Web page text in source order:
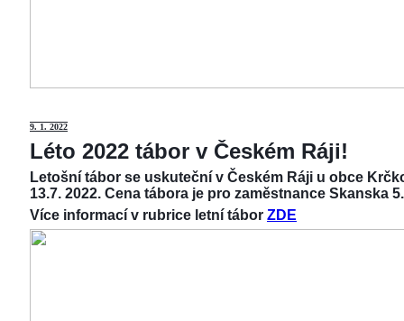
9. 1. 2022
Léto 2022 tábor v Českém Ráji!
Letošní tábor se uskuteční v Českém Ráji u obce
13.7. 2022. Cena tábora je pro zaměstnance Skanska
Více informací v rubrice letní tábor ZDE